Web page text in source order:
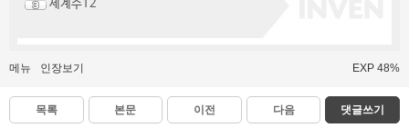
세계수12
메뉴 인장보기 EXP 48%
목록 본문 이전 다음 댓글쓰기